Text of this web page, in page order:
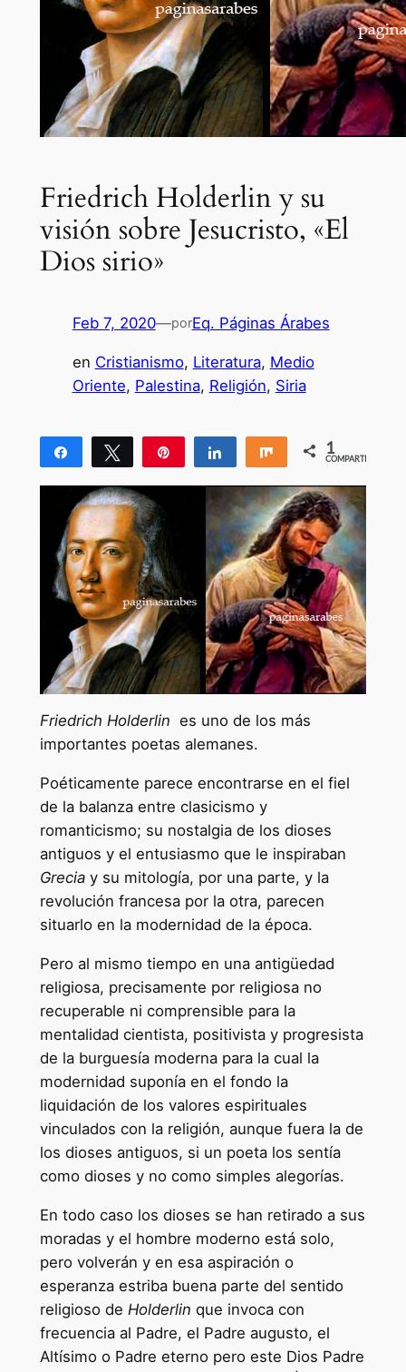
Friedrich Holderlin y su
visión sobre Jesucristo, «El
Dios sirio»
Feb 7, 2020—porEq. Páginas Árabes
en Cristianismo, Literatura, Medio
Oriente, Palestina, Religión, Siria
Compartir Twittear Compartir Compartir
1
COMPARTIR
Friedrich Holderlin es uno de los más
importantes poetas alemanes.
Poéticamente parece encontrarse en el fiel
de la balanza entre clasicismo y
romanticismo; su nostalgia de los dioses
antiguos y el entusiasmo que le inspiraban
Greciay su mitología, por una parte, y la
revolución francesa por la otra, parecen
situarlo en la modernidad de la época.
Pero al mismo tiempo en una antigüedad
religiosa, precisamente por religiosa no
recuperable ni comprensible para la
mentalidad cientista, positivista y progresista
de la burguesía moderna para la cual la
modernidad suponía en el fondo la
liquidación de los valores espirituales
vinculados con la religión, aunque fuera la de
los dioses antiguos, si un poeta los sentía
como dioses y no como simples alegorías.
En todo caso los dioses se han retirado a sus
moradas y el hombre moderno está solo,
pero volverán y en esa aspiración o
esperanza estriba buena parte del sentido
religioso de Holderlin que invoca con
frecuencia al Padre, el Padre augusto, el
Altísimo o Padre eterno pero este Dios Padre